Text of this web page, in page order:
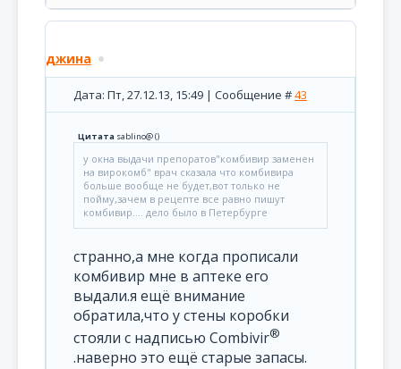
джина
Дата: Пт, 27.12.13, 15:49 | Сообщение #43
Цитата sablino@()
у окна выдачи препоратов"комбивир заменен
на вирокомб" врач сказала что комбивира
больше вообще не будет,вот только не
пойму,зачем в рецепте все равно пишут
комбивир.... дело было в Петербурге
странно,а мне когда прописали
комбивир мне в аптеке его
выдали.я ещё внимание
обратила,что у стены коробки
стояли с надписью Combivir®
.наверно это ещё старые запасы.